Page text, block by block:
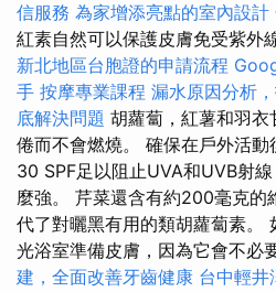
信服務 為家增添亮點的室內設計
紅素自然可以保護皮膚免受紫外
新北地區台胞證的申請流程
手 按摩專業課程 漏水原因分析
底解決問題 胡蘿蔔，紅薯和羽
倦而不會燃燒。 確保在戶外活動
30 SPF足以阻止UVA和UVB射
麼強。 芹菜還含有約200毫克的
代了對曬黑有用的類胡蘿蔔素。
光浴室準備皮膚，因為它會不必
建，全面改善牙齒健康 台中輕井